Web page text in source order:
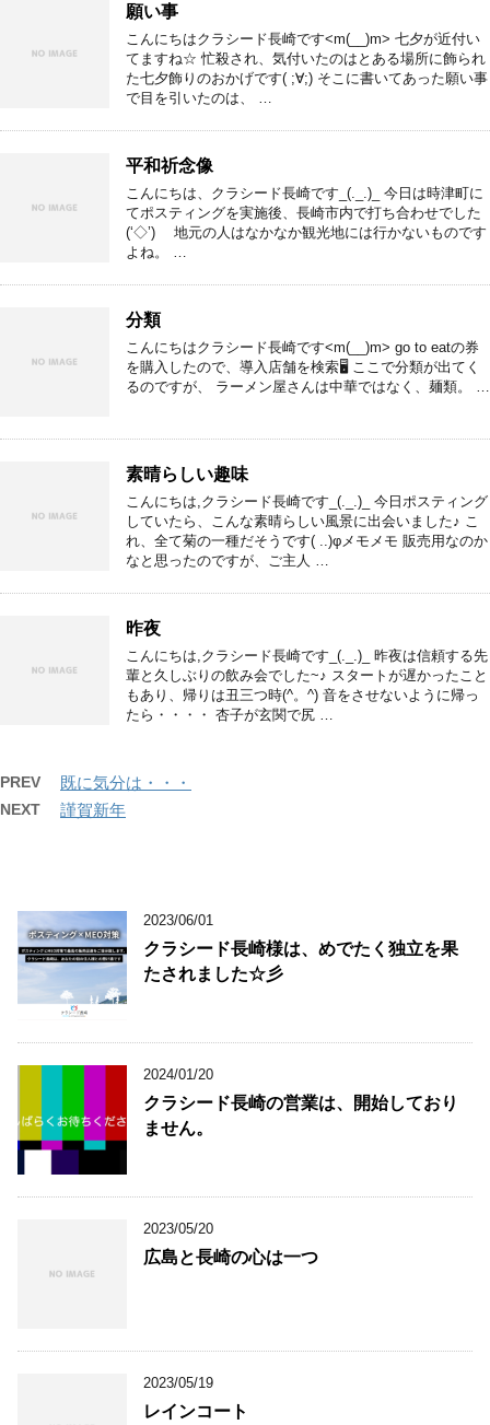
願い事
こんにちはクラシード長崎です<m(__)m> 七夕が近付い
てますね☆ 忙殺され、気付いたのはとある場所に飾られ
た七夕飾りのおかげです( ;∀;) そこに書いてあった願い事
で目を引いたのは、 …
平和祈念像
こんにちは、クラシード長崎です_(._.)_ 今日は時津町に
てポスティングを実施後、長崎市内で打ち合わせでした
(‘◇’)ゞ 地元の人はなかなか観光地には行かないものです
よね。 …
分類
こんにちはクラシード長崎です<m(__)m> go to eatの券
を購入したので、導入店舗を検索🖥 ここで分類が出てく
るのですが、 ラーメン屋さんは中華ではなく、麺類。 …
素晴らしい趣味
こんにちは,クラシード長崎です_(._.)_ 今日ポスティング
していたら、こんな素晴らしい風景に出会いました♪ こ
れ、全て菊の一種だそうです( ..)φメモメモ 販売用なのか
なと思ったのですが、ご主人 …
昨夜
こんにちは,クラシード長崎です_(._.)_ 昨夜は信頼する先
輩と久しぶりの飲み会でした~♪ スタートが遅かったこと
もあり、帰りは丑三つ時(^。^) 音をさせないように帰っ
たら・・・・ 杏子が玄関で尻 …
PREV 既に気分は・・・
NEXT 謹賀新年
2023/06/01
クラシード長崎様は、めでたく独立を果
たされました☆彡
2024/01/20
クラシード長崎の営業は、開始しており
ません。
2023/05/20
広島と長崎の心は一つ
2023/05/19
レインコート